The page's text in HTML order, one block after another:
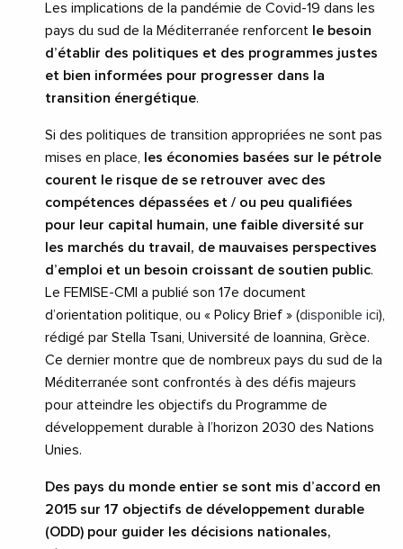
Les implications de la pandémie de Covid-19 dans les
pays du sud de la Méditerranée renforcent
le besoin
d’établir des politiques et des programmes justes
et bien informées pour progresser dans la
transition énergétique.
Si des politiques de transition appropriées ne sont pas
mises en place,
les économies basées sur le pétrole
courent le risque de se retrouver avec des
compétences dépassées et / ou peu qualifiées
pour leur capital humain, une faible diversité sur
les marchés du travail, de mauvaises perspectives
d’emploi et un besoin croissant de soutien public.
Le FEMISE-CMI a publié son 17e document
d’orientation politique, ou « Policy Brief » (disponible ici),
rédigé par Stella Tsani, Université de Ioannina, Grèce.
Ce dernier montre que de nombreux pays du sud de la
Méditerranée sont confrontés à des défis majeurs
pour atteindre les objectifs du Programme de
développement durable à l’horizon 2030 des Nations
Unies.
Des pays du monde entier se sont mis d’accord en
2015 sur 17 objectifs de développement durable
(ODD) pour guider les décisions nationales,